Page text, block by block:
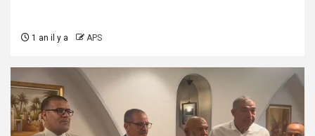
1 an il y a APS